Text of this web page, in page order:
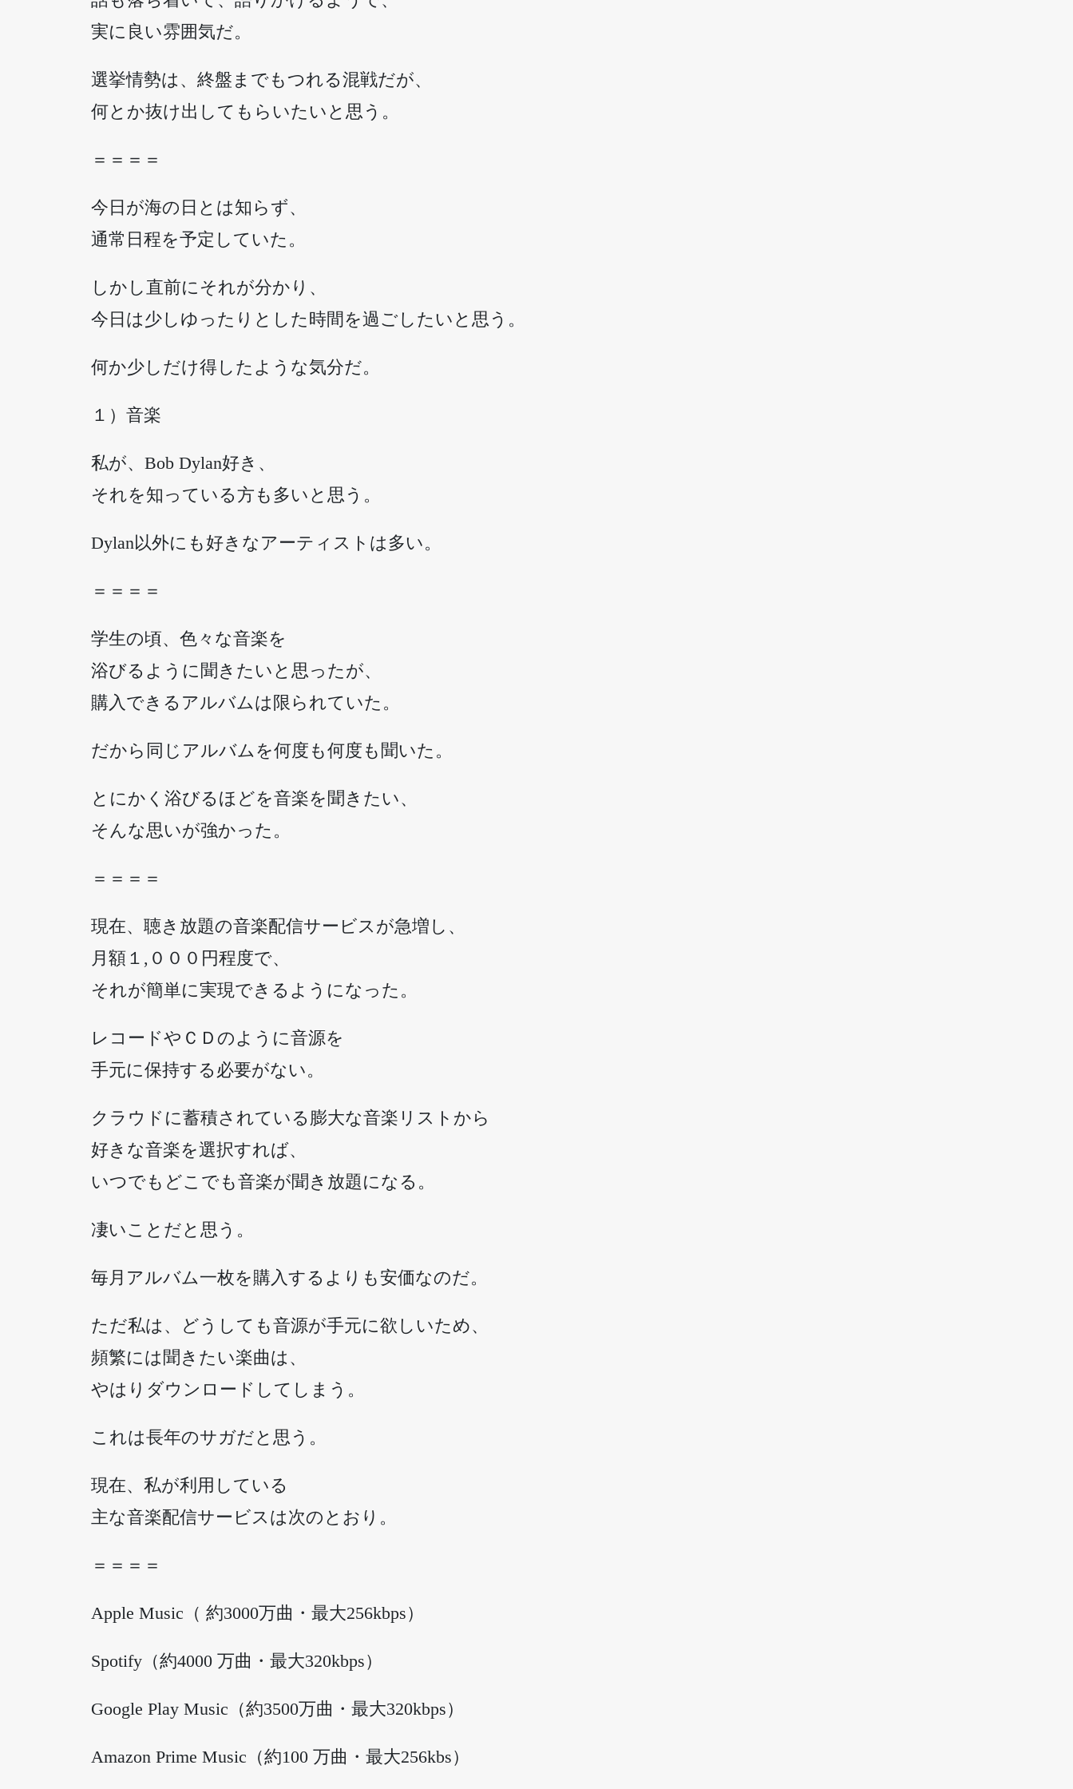
実に良い雰囲気だ。
選挙情勢は、終盤までもつれる混戦だが、
何とか抜け出してもらいたいと思う。
＝＝＝＝
今日が海の日とは知らず、
通常日程を予定していた。
しかし直前にそれが分かり、
今日は少しゆったりとした時間を過ごしたいと思う。
何か少しだけ得したような気分だ。
１）音楽
私が、Bob Dylan好き、
それを知っている方も多いと思う。
Dylan以外にも好きなアーティストは多い。
＝＝＝＝
学生の頃、色々な音楽を
浴びるように聞きたいと思ったが、
購入できるアルバムは限られていた。
だから同じアルバムを何度も何度も聞いた。
とにかく浴びるほどを音楽を聞きたい、
そんな思いが強かった。
＝＝＝＝
現在、聴き放題の音楽配信サービスが急増し、
月額１,０００円程度で、
それが簡単に実現できるようになった。
レコードやＣＤのように音源を
手元に保持する必要がない。
クラウドに蓄積されている膨大な音楽リストから
好きな音楽を選択すれば、
いつでもどこでも音楽が聞き放題になる。
凄いことだと思う。
毎月アルバム一枚を購入するよりも安価なのだ。
ただ私は、どうしても音源が手元に欲しいため、
頻繁には聞きたい楽曲は、
やはりダウンロードしてしまう。
これは長年のサガだと思う。
現在、私が利用している
主な音楽配信サービスは次のとおり。
＝＝＝＝
Apple Music（ 約3000万曲・最大256kbps）
Spotify（約4000 万曲・最大320kbps）
Google Play Music（約3500万曲・最大320kbps）
Amazon Prime Music（約100 万曲・最大256kbs）